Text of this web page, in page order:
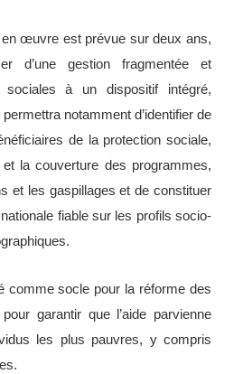
œuvre est prévue sur deux ans,
d’une gestion fragmentée et
à un dispositif intégré,
notamment d’identifier de
de la protection sociale,
et la couverture des programmes,
et les gaspillages et de constituer
fiable sur les profils socio-
comme socle pour la réforme des
garantir que l’aide parvienne
les plus pauvres, y compris